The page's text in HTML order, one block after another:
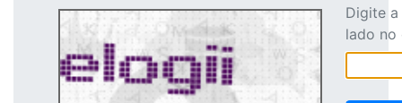
Digite
lado no